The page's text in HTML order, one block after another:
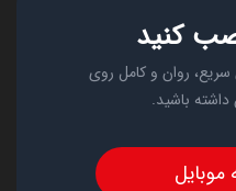
کنید
روان و کامل روی
داشته باشید.
موبایل